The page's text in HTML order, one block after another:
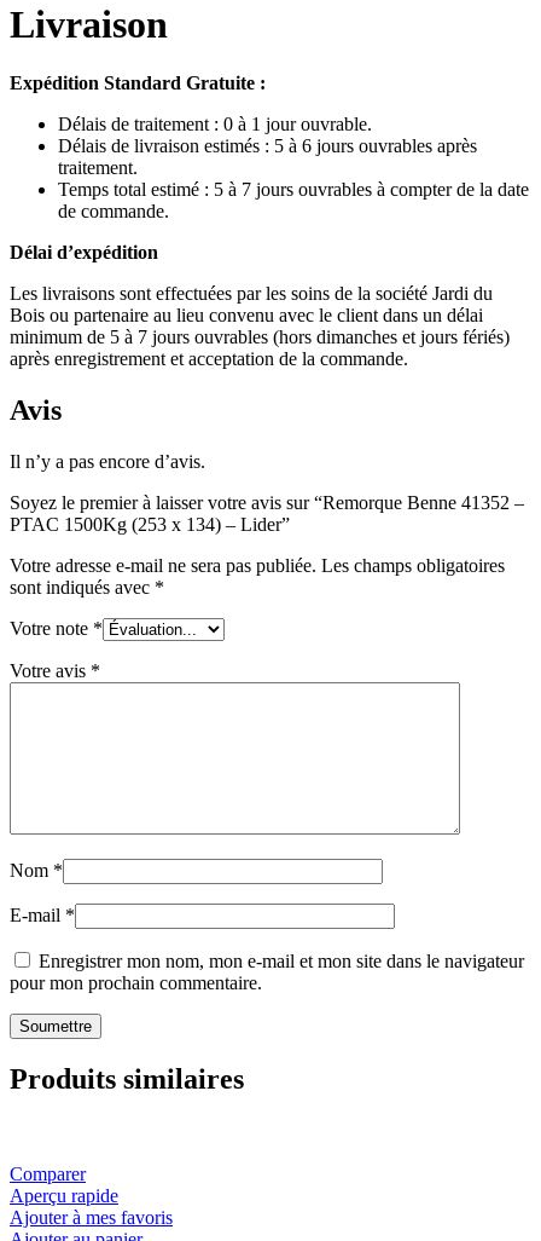
Livraison
Expédition Standard Gratuite :
Délais de traitement : 0 à 1 jour ouvrable.
Délais de livraison estimés : 5 à 6 jours ouvrables après
traitement.
Temps total estimé : 5 à 7 jours ouvrables à compter de la date
de commande.
Délai d’expédition
Les livraisons sont effectuées par les soins de la société Jardi du
Bois ou partenaire au lieu convenu avec le client dans un délai
minimum de 5 à 7 jours ouvrables (hors dimanches et jours fériés)
après enregistrement et acceptation de la commande.
Avis
Il n’y a pas encore d’avis.
Soyez le premier à laisser votre avis sur “Remorque Benne 41352 –
PTAC 1500Kg (253 x 134) – Lider”
Votre adresse e-mail ne sera pas publiée. Les champs obligatoires
sont indiqués avec *
Votre note *
Votre avis *
Nom *
E-mail *
Enregistrer mon nom, mon e-mail et mon site dans le navigateur
pour mon prochain commentaire.
Produits similaires
Comparer
Aperçu rapide
Ajouter à mes favoris